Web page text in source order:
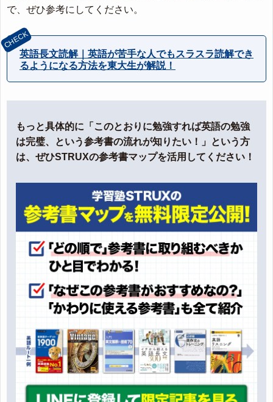
で、ぜひ参考にしてください。
英語長文読解｜英語が苦手な人でもスラスラ読解でき
るようになる方法を東大生が解説！
もっと具体的に「このとおりに勉強すれば英語の勉強
は完璧、という参考書の流れが知りたい！」という方
は、ぜひSTRUXの参考書マップを活用してください！